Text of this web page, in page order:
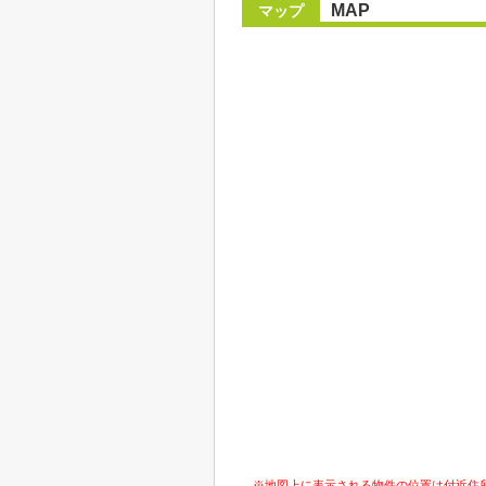
マップ MAP